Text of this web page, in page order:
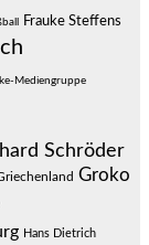
Frauke Steffens
Mediengruppe
Schröder
Groko
Hans Dietrich